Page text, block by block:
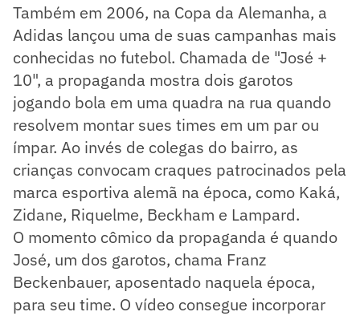
Também em 2006, na Copa da Alemanha, a
Adidas lançou uma de suas campanhas mais
conhecidas no futebol. Chamada de "José +
10", a propaganda mostra dois garotos
jogando bola em uma quadra na rua quando
resolvem montar sues times em um par ou
ímpar. Ao invés de colegas do bairro, as
crianças convocam craques patrocinados pela
marca esportiva alemã na época, como Kaká,
Zidane, Riquelme, Beckham e Lampard.
O momento cômico da propaganda é quando
José, um dos garotos, chama Franz
Beckenbauer, aposentado naquela época,
para seu time. O vídeo consegue incorporar